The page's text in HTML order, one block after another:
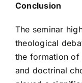
Conclusion
The seminar
theological
the formation of
and doctrinal